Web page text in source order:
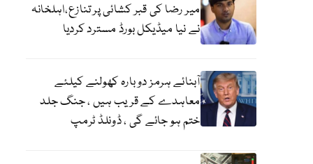
میر رضا کی قبر کشائی پر تنازع،اہلخانہ
نے نیا میڈیکل بورڈ مسترد کردیا
آبنائے ہرمز دوبارہ کھولنے کیلئے
معاہدے کے قریب ہیں ، جنگ جلد
ختم ہو جائے گی ، ڈونلڈ ٹرمپ